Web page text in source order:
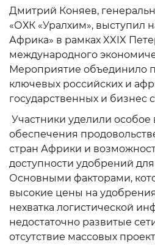
Дмитрий Коняев,
«ОХК «Уралхим», выступил
Африка» в рамках XXIX
международного
Мероприятие объединило
ключевых российских и
государственных и бизнес
Участники уделили
обеспечения
стран Африки и
доступности удобрений
Основными факторами,
высокие цены на
нехватка логистической
недостаточно развитые
отсутствие массовых